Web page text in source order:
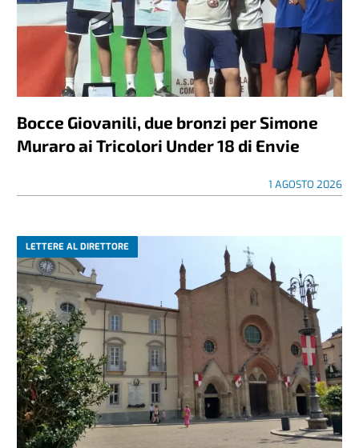
Bocce Giovanili, due bronzi per Simone
Muraro ai Tricolori Under 18 di Envie
1 AGOSTO 2026
LETTERE AL DIRETTORE